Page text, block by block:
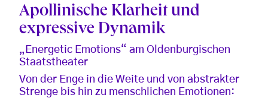
Apollinische Klarheit und
expressive Dynamik
„Energetic Emotions“ am Oldenburgischen
Staatstheater
Von der Enge in die Weite und von abstrakter
Strenge bis hin zu menschlichen Emotionen: